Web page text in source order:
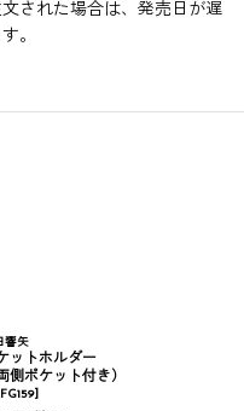
された場合は、発売日が遅
。
響矢
ットホルダー
側ポケット付き）
]